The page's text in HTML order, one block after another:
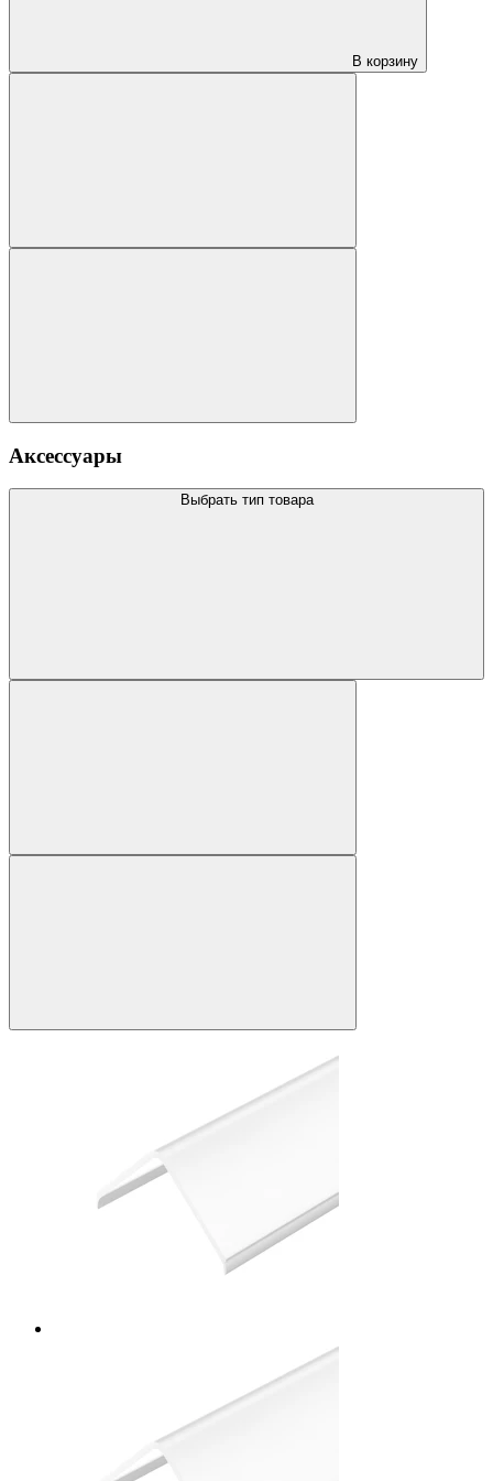
В корзину
Аксессуары
Выбрать тип товара